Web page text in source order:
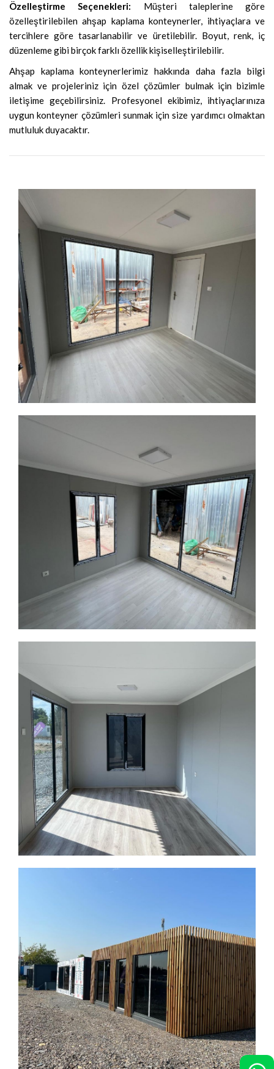
Özelleştirme Seçenekleri: Müşteri taleplerine göre
özelleştirilebilen ahşap kaplama konteynerler, ihtiyaçlara ve
tercihlere göre tasarlanabilir ve üretilebilir. Boyut, renk, iç
düzenleme gibi birçok farklı özellik kişiselleştirilebilir.
Ahşap kaplama konteynerlerimiz hakkında daha fazla bilgi
almak ve projeleriniz için özel çözümler bulmak için bizimle
iletişime geçebilirsiniz. Profesyonel ekibimiz, ihtiyaçlarınıza
uygun konteyner çözümleri sunmak için size yardımcı olmaktan
mutluluk duyacaktır.